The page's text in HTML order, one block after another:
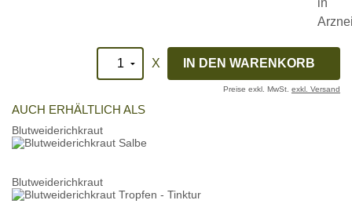
X
Preise exkl. MwSt. exkl. Versand
AUCH ERHÄLTLICH ALS
Blutweiderichkraut
Blutweiderichkraut